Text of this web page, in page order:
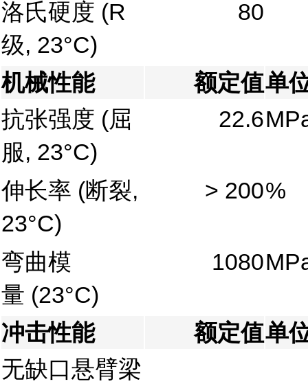
洛氏硬度 (R
级, 23°C)
80
机械性能 额定值单
抗张强度 (屈
服, 23°C)
22.6
伸长率 (断裂,
23°C)
> 200%
弯曲模
量 (23°C)
1080
冲击性能 额定值单
无缺口悬臂梁